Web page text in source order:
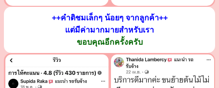
++คำติชมเล็กๆ น้อยๆ จากลูกค้า++
แต่มีค่ามากมายสำหรับเรา
ขอบคุณอีกครั้งครับ